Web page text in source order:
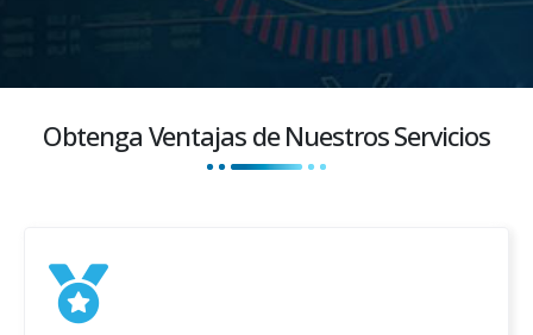
Obtenga Ventajas de Nuestros Servicios